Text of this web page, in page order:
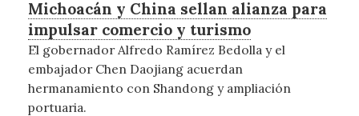
Michoacán y China sellan alianza para
impulsar comercio y turismo
El gobernador Alfredo Ramírez Bedolla y el
embajador Chen Daojiang acuerdan
hermanamiento con Shandong y ampliación
portuaria.